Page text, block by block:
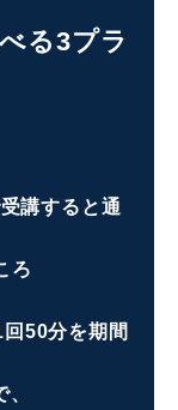
る3プラ
講すると通
ろ
50分を期間